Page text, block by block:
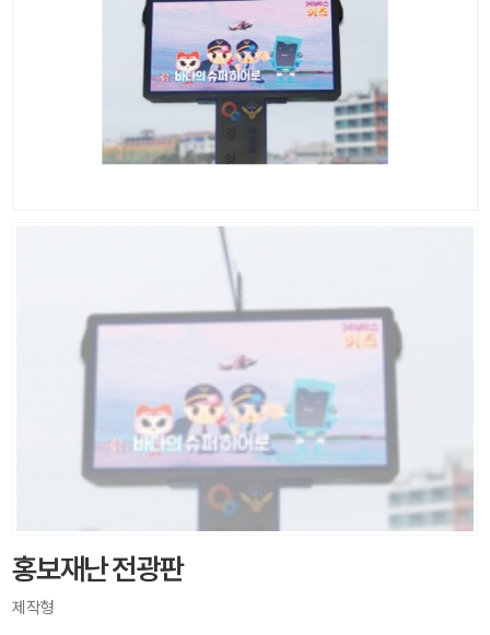
홍보재난 전광판
제작형